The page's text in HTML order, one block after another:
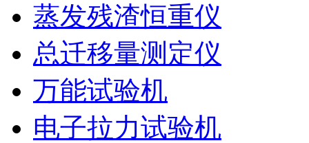
蒸发残渣恒重仪
总迁移量测定仪
万能试验机
电子拉力试验机